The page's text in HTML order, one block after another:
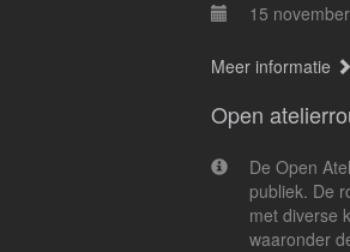
15
Meer informatie
Open
De Open
publiek. De
met diverse
waaronder